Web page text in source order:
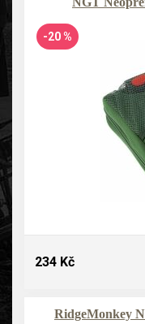
-20 %
234 Kč
RidgeMonkey